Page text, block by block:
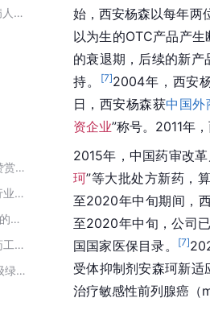
马海德基金会麻风病人捐赠支持项目
1999年中国最受赞赏的合资企业
2001年中国医药行业销售额排序前10名的企业
进入临床实验阶段的新冠疫苗品牌
2019年度中国医药工业百强企业榜单
陕西省2005年省级绿色企业名单
始，西安杨森以每年两
以为生的OTC产品产
的衰退期，后续的新产
持。
[7]2004年，西安
日，西安杨森获中国外
资企业”称号。2011年
2015年，中国药审改
珂”等大批处方新药，
至2020年中旬期间，
至2020年中旬，公司
国国家医保目录。
[7]
受体抑制剂安森珂新适
治疗敏感性前列腺癌（